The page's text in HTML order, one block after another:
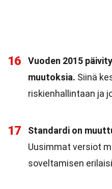
16
Vuoden 2015
muutoksia. Siinä
riskienhallintaan ja
17
Standardi on
Uusimmat versiot
soveltamisen